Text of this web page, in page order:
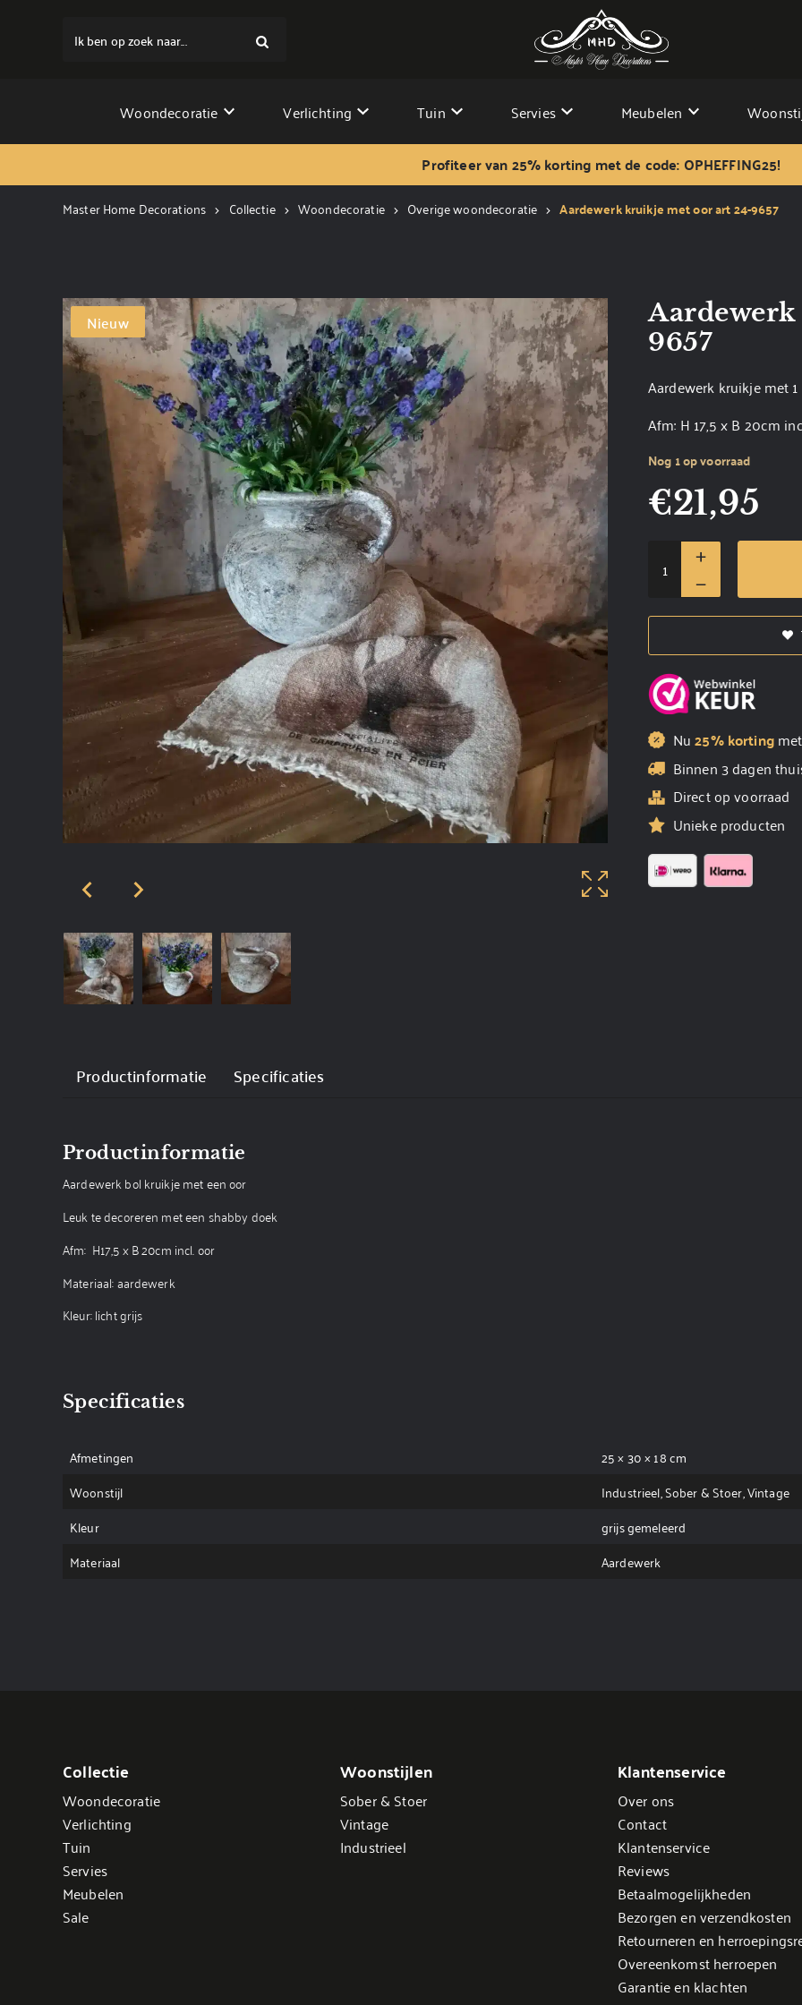
Ik ben op zoek naar...
Woondecoratie Verlichting Tuin Servies Meubelen
Profiteer van 25% korting met de code: OPHEFFING25!
Master Home Decorations Collectie Woondecoratie Overige woondecoratie Aardewerk kruikje met oor art 24-9657
Nieuw
9657
Aardewerk kruikje met
Afm: H 17,5 x B 20cm
Nog 1 op voorraad
€21,95
Nu25% korting
Binnen 3 dagen
Direct op voorraad
Unieke producten
Productinformatie Specificaties
Productinformatie
Aardewerk bol kruikje met een oor
Leuk te decoreren met een shabby doek
Afm: H17,5 x B 20cm incl. oor
Materiaal: aardewerk
Kleur: licht grijs
Specificaties
Afmetingen
25 × 30 × 18 cm
Woonstijl
Industrieel, Sober & Stoer, Vintage
Kleur
grijs gemeleerd
Materiaal
Aardewerk
Collectie
Woondecoratie
Verlichting
Tuin
Servies
Meubelen
Sale
Woonstijlen
Sober & Stoer
Vintage
Industrieel
Klantenservice
Over ons
Contact
Klantenservice
Reviews
Betaalmogelijkheden
Bezorgen en verzendkosten
Retourneren en
Overeenkomst herroepen
Garantie en klachten